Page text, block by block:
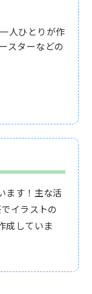
人ひとりが作
スターなどの
ます！主な活
イラストの
成していま